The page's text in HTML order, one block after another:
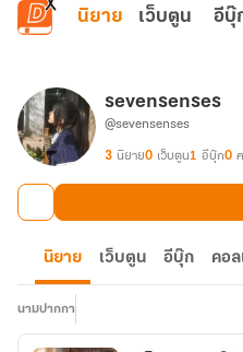
ข้ามไปยังเนื้อหาหลัก
นิยาย เว็บตูน อีบุ๊
sevensenses
@sevensenses
3 นิยาย0 เว็บตูน1 อีบุ๊ก0
นิยาย เว็บตูน อีบุ๊ก คอล
นามปากกา